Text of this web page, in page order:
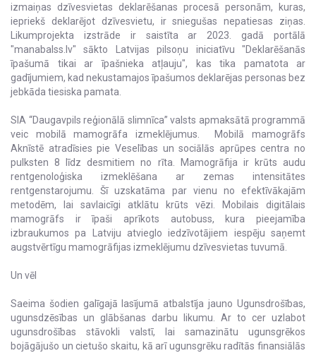
izmaiņas dzīvesvietas deklarēšanas procesā personām, kuras,
iepriekš deklarējot dzīvesvietu, ir sniegušas nepatiesas ziņas.
Likumprojekta izstrāde ir saistīta ar 2023. gadā portālā
"manabalss.lv" sākto Latvijas pilsoņu iniciatīvu "Deklarēšanās
īpašumā tikai ar īpašnieka atļauju", kas tika pamatota ar
gadījumiem, kad nekustamajos īpašumos deklarējas personas bez
jebkāda tiesiska pamata.
SIA “Daugavpils reģionālā slimnīca” valsts apmaksātā programmā
veic mobilā mamogrāfa izmeklējumus. Mobilā mamogrāfs
Aknīstē atradīsies pie Veselības un sociālās aprūpes centra no
pulksten 8 līdz desmitiem no rīta. Mamogrāfija ir krūts audu
rentgenoloģiska izmeklēšana ar zemas intensitātes
rentgenstarojumu. Šī uzskatāma par vienu no efektīvākajām
metodēm, lai savlaicīgi atklātu krūts vēzi. Mobilais digitālais
mamogrāfs ir īpaši aprīkots autobuss, kura pieejamība
izbraukumos pa Latviju atvieglo iedzīvotājiem iespēju saņemt
augstvērtīgu mamogrāfijas izmeklējumu dzīvesvietas tuvumā.
Un vēl
Saeima šodien galīgajā lasījumā atbalstīja jauno Ugunsdrošības,
ugunsdzēsības un glābšanas darbu likumu. Ar to cer uzlabot
ugunsdrošības stāvokli valstī, lai samazinātu ugunsgrēkos
bojāgājušo un cietušo skaitu, kā arī ugunsgrēku radītās finansiālās